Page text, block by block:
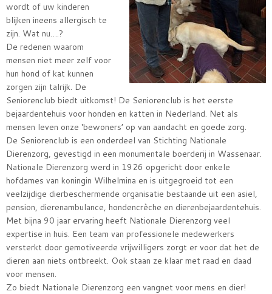
wordt of uw kinderen
blijken ineens allergisch te
zijn. Wat nu….?
De redenen waarom
mensen niet meer zelf voor
hun hond of kat kunnen
zorgen zijn talrijk. De
Seniorenclub biedt uitkomst! De Seniorenclub is het eerste
bejaardentehuis voor honden en katten in Nederland. Net als
mensen leven onze ‘bewoners’ op van aandacht en goede zorg.
De Seniorenclub is een onderdeel van Stichting Nationale
Dierenzorg, gevestigd in een monumentale boerderij in Wassenaar.
Nationale Dierenzorg werd in 1926 opgericht door enkele
hofdames van koningin Wilhelmina en is uitgegroeid tot een
veelzijdige dierbeschermende organisatie bestaande uit een asiel,
pension, dierenambulance, hondencrèche en dierenbejaardentehuis.
Met bijna 90 jaar ervaring heeft Nationale Dierenzorg veel
expertise in huis. Een team van professionele medewerkers
versterkt door gemotiveerde vrijwilligers zorgt er voor dat het de
dieren aan niets ontbreekt. Ook staan ze klaar met raad en daad
voor mensen.
Zo biedt Nationale Dierenzorg een vangnet voor mens en dier!